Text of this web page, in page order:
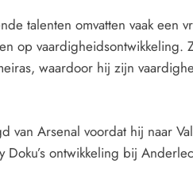
talenten omvatten vaak een
op
waardoor hij zijn
van Arsenal voordat hij naar
ontwikkeling bij